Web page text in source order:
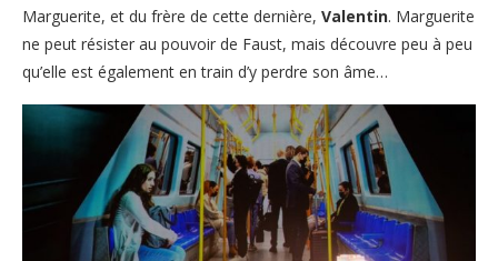
Marguerite, et du frère de cette dernière, Valentin. Marguerite
ne peut résister au pouvoir de Faust, mais découvre peu à peu
qu’elle est également en train d’y perdre son âme…